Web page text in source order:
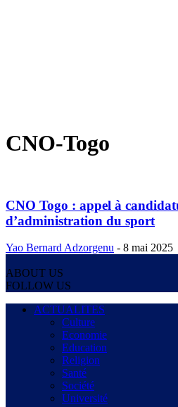
CNO-Togo
CNO Togo : appel à
d’administration du sport
Yao Bernard Adzorgenu - 8 mai 2025
ABOUT US
FOLLOW US
ACTUALITES
Culture
Economie
Education
Religion
Santé
Société
Université